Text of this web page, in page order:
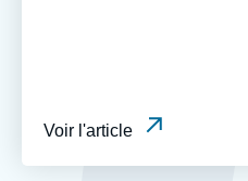
Voir l'article